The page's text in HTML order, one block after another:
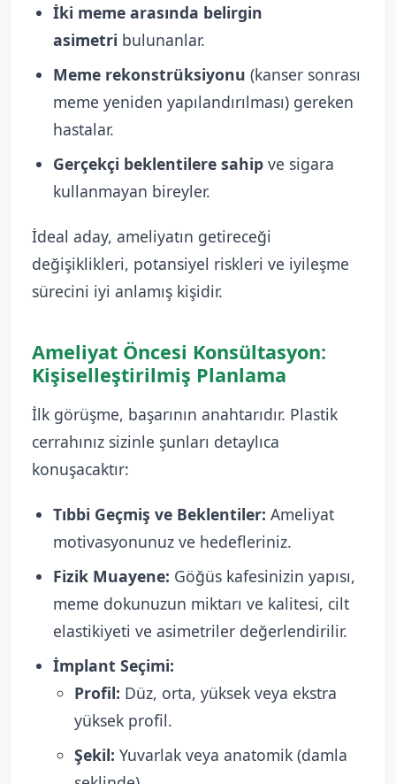
İki meme arasında belirgin
asimetri bulunanlar.
Meme rekonstrüksiyonu (kanser sonrası
meme yeniden yapılandırılması) gereken
hastalar.
Gerçekçi beklentilere sahip ve sigara
kullanmayan bireyler.
İdeal aday, ameliyatın getireceği
değişiklikleri, potansiyel riskleri ve iyileşme
sürecini iyi anlamış kişidir.
Ameliyat Öncesi Konsültasyon:
Kişiselleştirilmiş Planlama
İlk görüşme, başarının anahtarıdır. Plastik
cerrahınız sizinle şunları detaylıca
konuşacaktır:
Tıbbi Geçmiş ve Beklentiler: Ameliyat
motivasyonunuz ve hedefleriniz.
Fizik Muayene: Göğüs kafesinizin yapısı,
meme dokunuzun miktarı ve kalitesi, cilt
elastikiyeti ve asimetriler değerlendirilir.
İmplant Seçimi:
Profil: Düz, orta, yüksek veya ekstra
yüksek profil.
Şekil: Yuvarlak veya anatomik (damla